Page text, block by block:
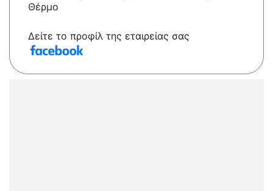
Θέρμο
Δείτε το προφίλ της εταιρείας σας